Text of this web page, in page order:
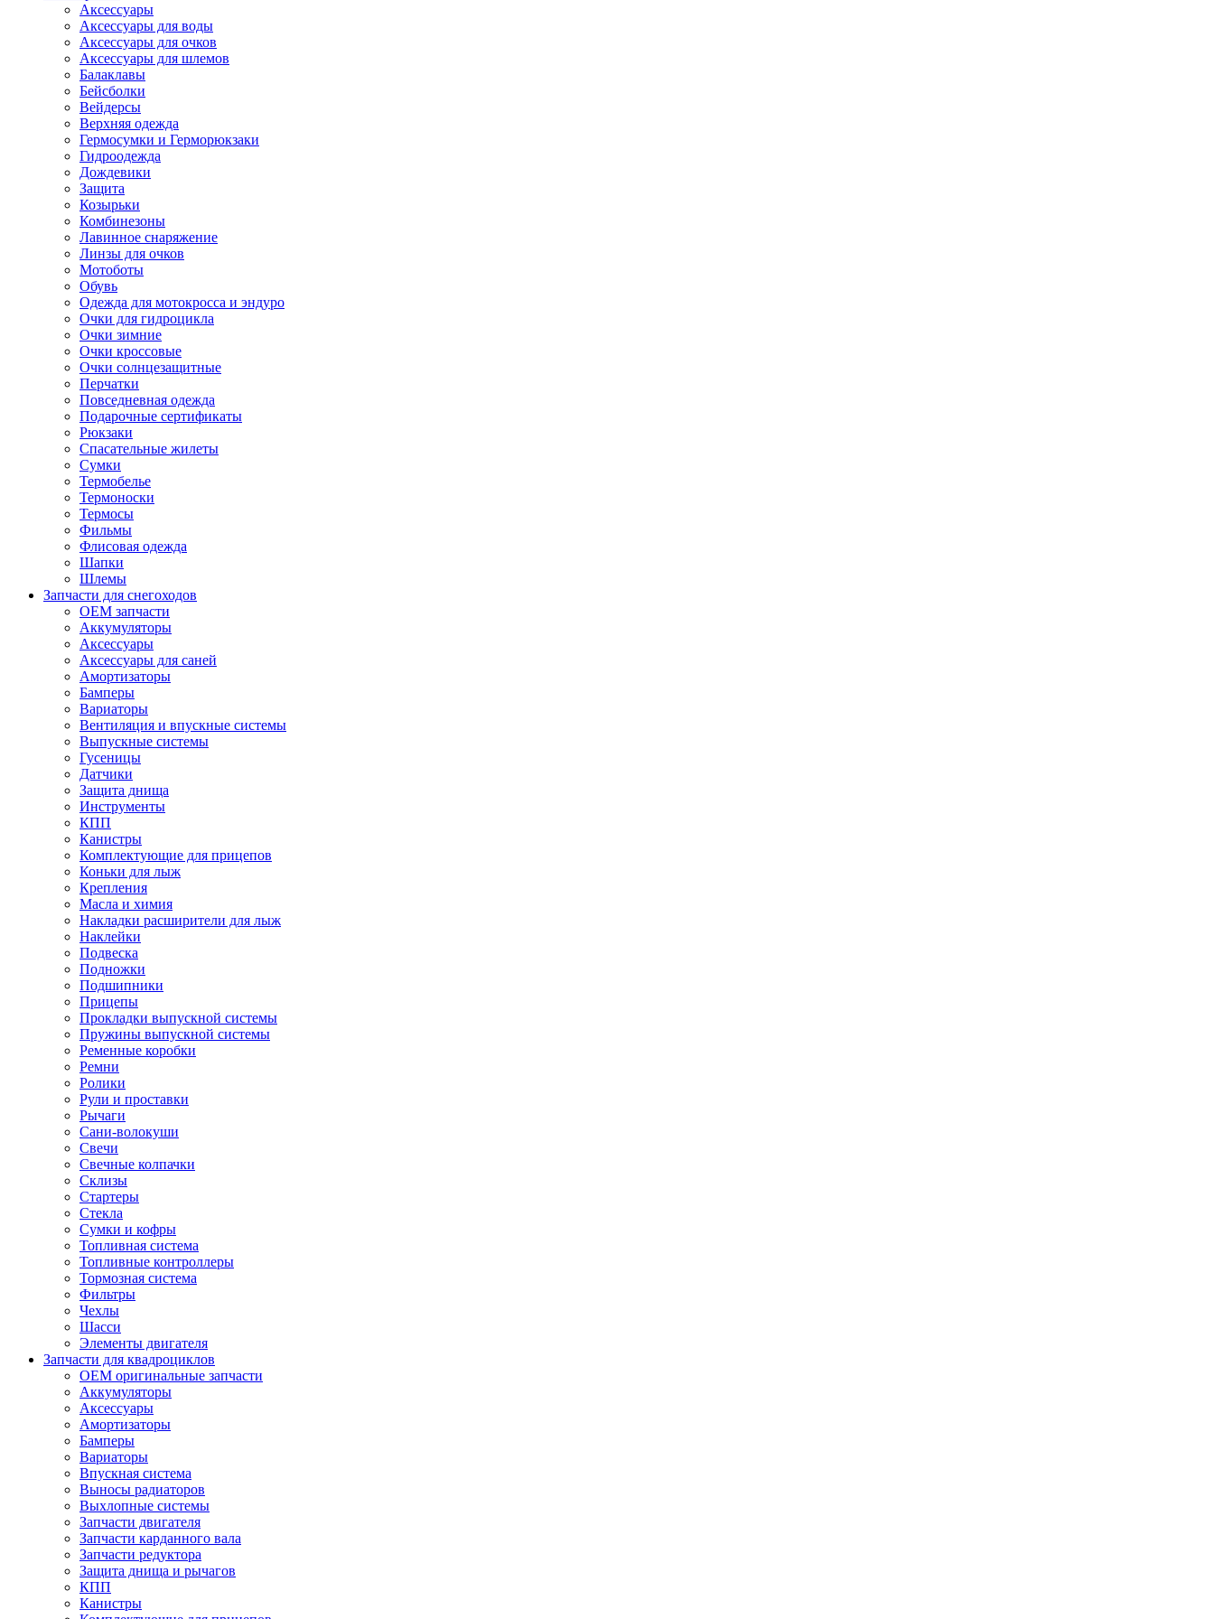
Аксессуары
Аксессуары для воды
Аксессуары для очков
Аксессуары для шлемов
Балаклавы
Бейсболки
Вейдерсы
Верхняя одежда
Гермосумки и Герморюкзаки
Гидроодежда
Дождевики
Защита
Козырьки
Комбинезоны
Лавинное снаряжение
Линзы для очков
Мотоботы
Обувь
Одежда для мотокросса и эндуро
Очки для гидроцикла
Очки зимние
Очки кроссовые
Очки солнцезащитные
Перчатки
Повседневная одежда
Подарочные сертификаты
Рюкзаки
Спасательные жилеты
Сумки
Термобелье
Термоноски
Термосы
Фильмы
Флисовая одежда
Шапки
Шлемы
Запчасти для снегоходов
OEM запчасти
Аккумуляторы
Аксессуары
Аксессуары для саней
Амортизаторы
Бамперы
Вариаторы
Вентиляция и впускные системы
Выпускные системы
Гусеницы
Датчики
Защита днища
Инструменты
КПП
Канистры
Комплектующие для прицепов
Коньки для лыж
Крепления
Масла и химия
Накладки расширители для лыж
Наклейки
Подвеска
Подножки
Подшипники
Прицепы
Прокладки выпускной системы
Пружины выпускной системы
Ременные коробки
Ремни
Ролики
Рули и проставки
Рычаги
Сани-волокуши
Свечи
Свечные колпачки
Склизы
Стартеры
Стекла
Сумки и кофры
Топливная система
Топливные контроллеры
Тормозная система
Фильтры
Чехлы
Шасси
Элементы двигателя
Запчасти для квадроциклов
OEM оригинальные запчасти
Аккумуляторы
Аксессуары
Амортизаторы
Бамперы
Вариаторы
Впускная система
Выносы радиаторов
Выхлопные системы
Запчасти двигателя
Запчасти карданного вала
Запчасти редуктора
Защита днища и рычагов
КПП
Канистры